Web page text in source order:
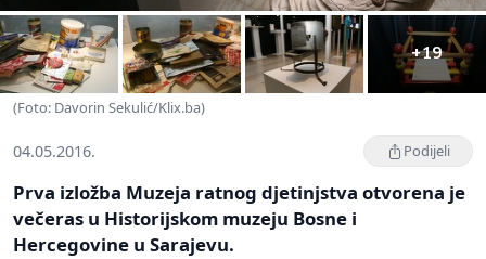
+19
(Foto: Davorin Sekulić/Klix.ba)
04.05.2016. Podijeli
Prva izložba Muzeja ratnog djetinjstva otvorena je
večeras u Historijskom muzeju Bosne i
Hercegovine u Sarajevu.